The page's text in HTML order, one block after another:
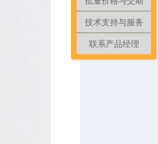
技术支持与服务
联系产品经理